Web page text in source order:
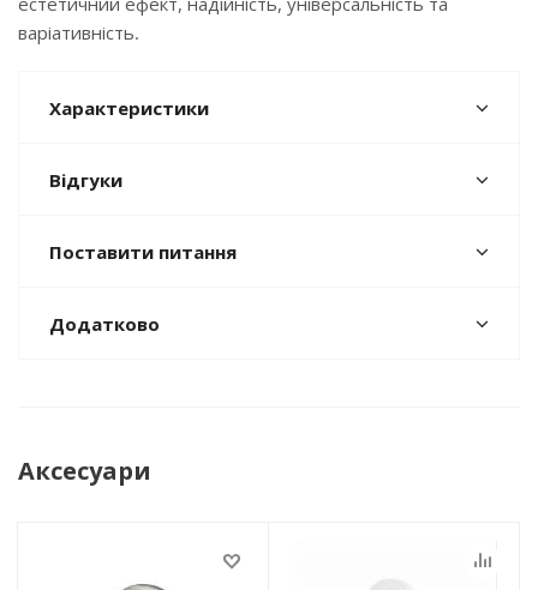
варіативність.
Характеристики
Відгуки
Поставити питання
Додатково
Аксесуари